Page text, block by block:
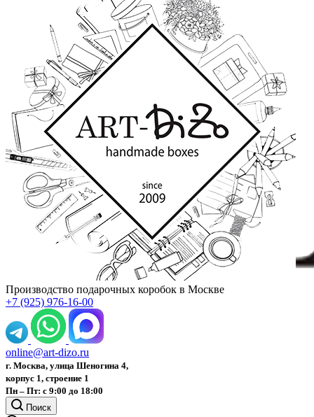
Производство подарочных коробок в Москве
+7 (925) 976-16-00
online@art-dizo.ru
г. Москва, улица Шеногина 4,
корпус 1, строение 1
Пн – Пт: с 9:00 до 18:00
Поиск